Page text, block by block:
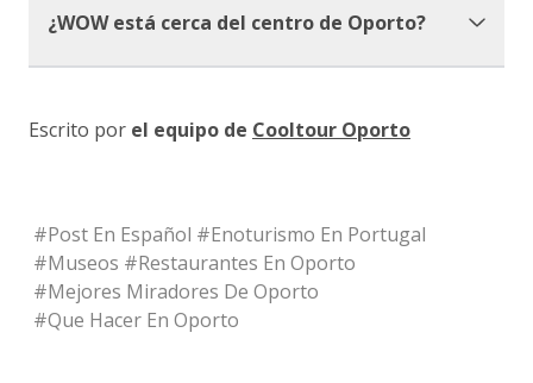
¿WOW está cerca del centro de Oporto?
Escrito por el equipo de Cooltour Oporto
#Post En Español #Enoturismo En Portugal
#Museos #Restaurantes En Oporto
#Mejores Miradores De Oporto
#Que Hacer En Oporto